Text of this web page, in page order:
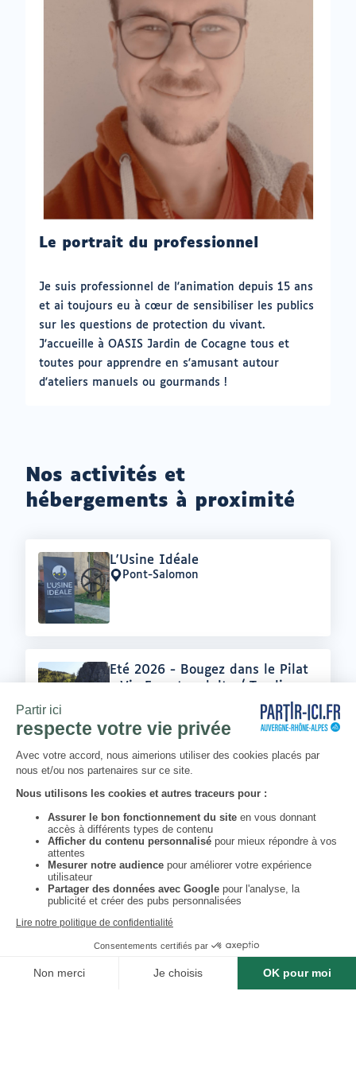
Le portrait du professionnel
Je suis professionnel de l'animation depuis 15 ans
et ai toujours eu à cœur de sensibiliser les publics
sur les questions de protection du vivant.
J'accueille à OASIS Jardin de Cocagne tous et
toutes pour apprendre en s'amusant autour
d'ateliers manuels ou gourmands !
Nos activités et
hébergements à proximité
Offre
:
L'Usine Idéale
Lieu
:
Pont-Salomon
Offre
:
Eté 2026 - Bougez dans le Pilat
- Via Ferrata adulte / Tyrolienne
(à partir de 140 cm soit 10-12
ans) - Planfoy
:
Planfoy
NEWSLETTER
Chaque mois, un thème et une
sélection d'adresses locales et
engagées. Inscrivez-vous à notre
newsletter !